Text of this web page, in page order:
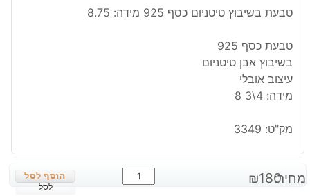
טבעת בשיבוץ טיטניום כסף 925 מידה: 8.75
טבעת כסף 925
בשיבוץ אבן טיטניום
עיצוב אובלי
מידה: 4\3 8
מק"ט: 3349
מחיר: ₪180
כמות
של
לסל